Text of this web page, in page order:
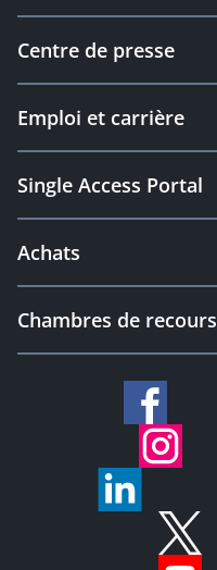
Centre de presse
Emploi et carrière
Single Access Portal
Achats
Chambres de recours